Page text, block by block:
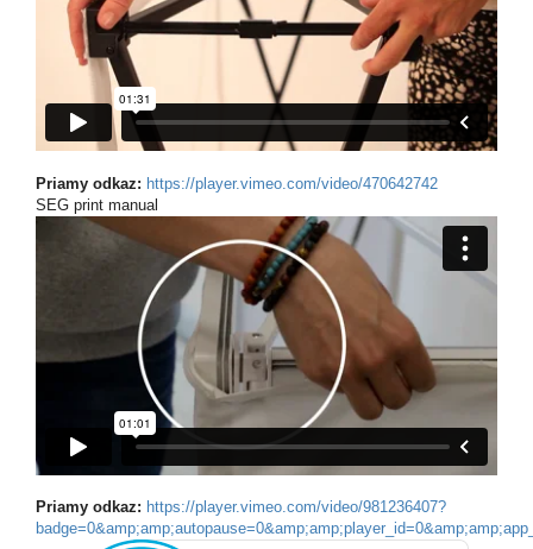
Priamy odkaz: https://player.vimeo.com/video/470642742
SEG print manual
Priamy odkaz: https://player.vimeo.com/video/981236407?